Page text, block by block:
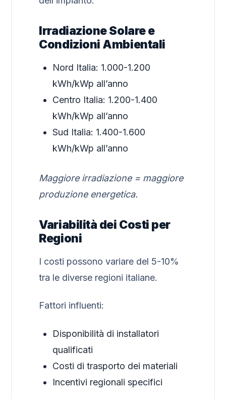
Irradiazione Solare e
Condizioni Ambientali
Nord Italia: 1.000-1.200
kWh/kWp all’anno
Centro Italia: 1.200-1.400
kWh/kWp all’anno
Sud Italia: 1.400-1.600
kWh/kWp all’anno
Maggiore irradiazione = maggiore
produzione energetica.
Variabilità dei Costi per
Regioni
I costi possono variare del 5-10%
tra le diverse regioni italiane.
Fattori influenti:
Disponibilità di installatori
qualificati
Costi di trasporto dei materiali
Incentivi regionali specifici